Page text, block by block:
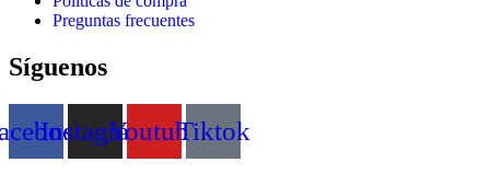
Preguntas frecuentes
Síguenos
InstagramYoutubeTiktok